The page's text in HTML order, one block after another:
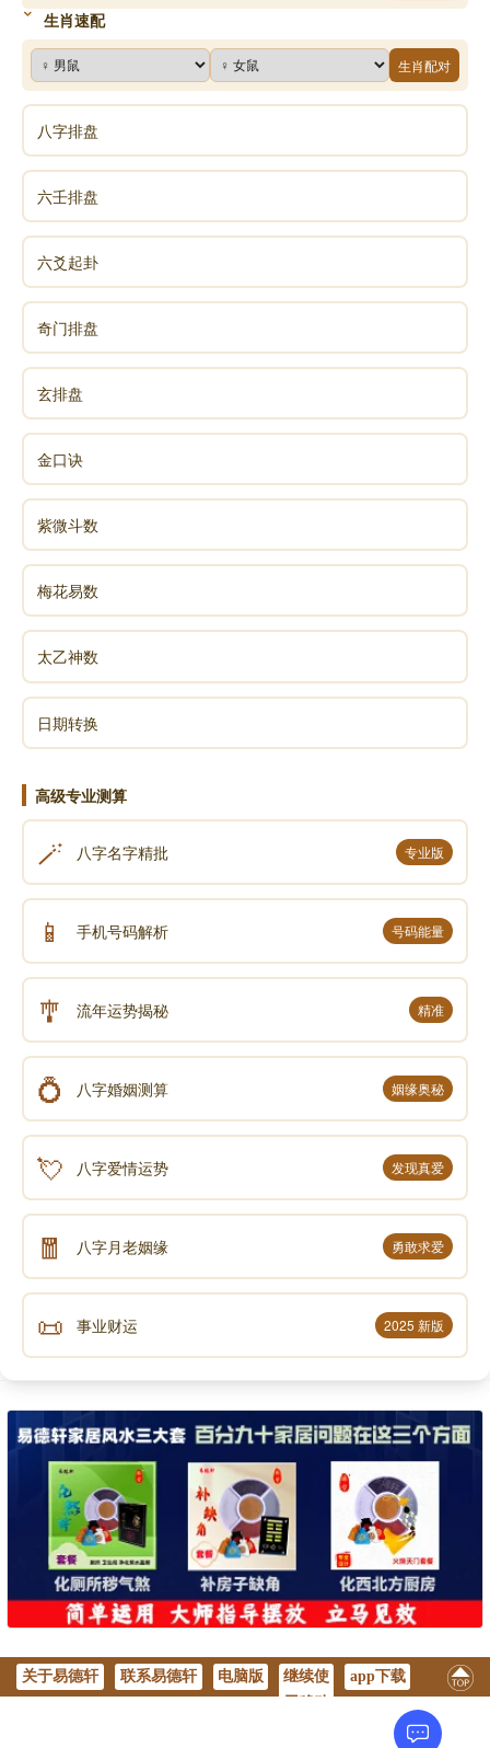
生肖速配
生肖配对
八字排盘
六壬排盘
六爻起卦
奇门排盘
玄排盘
金口诀
紫微斗数
梅花易数
太乙神数
日期转换
高级专业测算
🪄 八字名字精批 专业版
📱 手机号码解析 号码能量
🎐 流年运势揭秘 精准
💍 八字婚姻测算 姻缘奥秘
💘 八字爱情运势 发现真爱
🧧 八字月老姻缘 勇敢求爱
📜 事业财运 2025 新版
关于易德轩 联系易德轩 电脑版
继续使
app下载